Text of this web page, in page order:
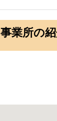
事業所の